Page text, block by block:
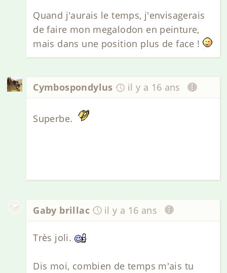
Quand j'aurais le temps, j'envisagerais
de faire mon megalodon en peinture,
mais dans une position plus de face !
Cymbospondylus il y a 16 ans
Superbe.
Gaby brillac il y a 16 ans
Très joli.
Dis moi, combien de temps m'ais tu